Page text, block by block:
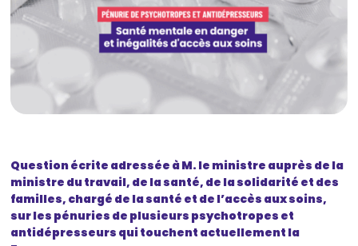
Question écrite adressée à M. le ministre auprès de la
ministre du travail, de la santé, de la solidarité et des
familles, chargé de la santé et de l’accès aux soins,
sur les pénuries de plusieurs psychotropes et
antidépresseurs qui touchent actuellement la